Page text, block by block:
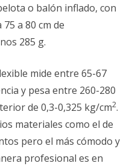
o balón inflado, con
a 80 cm de
285 g.
mide entre 65-67
y pesa entre 260-280
de 0,3-0,325 kg/cm2.
materiales como el de
pero el más cómodo y
profesional es en